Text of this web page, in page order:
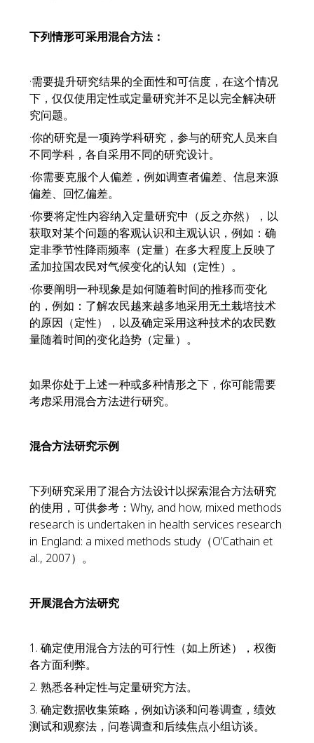
下列情形可采用混合方法：
·需要提升研究结果的全面性和可信度，在这个情况
下，仅仅使用定性或定量研究并不足以完全解决研
究问题。
·你的研究是一项跨学科研究，参与的研究人员来自
不同学科，各自采用不同的研究设计。
·你需要克服个人偏差，例如调查者偏差、信息来源
偏差、回忆偏差。
·你要将定性内容纳入定量研究中（反之亦然），以
获取对某个问题的客观认识和主观认识，例如：确
定非季节性降雨频率（定量）在多大程度上反映了
孟加拉国农民对气候变化的认知（定性）。
·你要阐明一种现象是如何随着时间的推移而变化
的，例如：了解农民越来越多地采用无土栽培技术
的原因（定性），以及确定采用这种技术的农民数
量随着时间的变化趋势（定量）。
如果你处于上述一种或多种情形之下，你可能需要
考虑采用混合方法进行研究。
混合方法研究示例
下列研究采用了混合方法设计以探索混合方法研究
的使用，可供参考：Why, and how, mixed methods
research is undertaken in health services research
in England: a mixed methods study（O’Cathain et
al., 2007）。
开展混合方法研究
1. 确定使用混合方法的可行性（如上所述），权衡
各方面利弊。
2. 熟悉各种定性与定量研究方法。
3. 确定数据收集策略，例如访谈和问卷调查，绩效
测试和观察法，问卷调查和后续焦点小组访谈。